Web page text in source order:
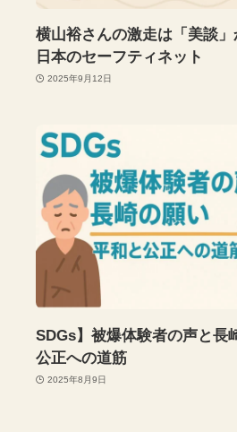
横山裕さんの激走は「美談
日本のセーフティネット
2025年9月12日
SDGs】被爆体験者の声と長
公正への道筋
2025年8月9日